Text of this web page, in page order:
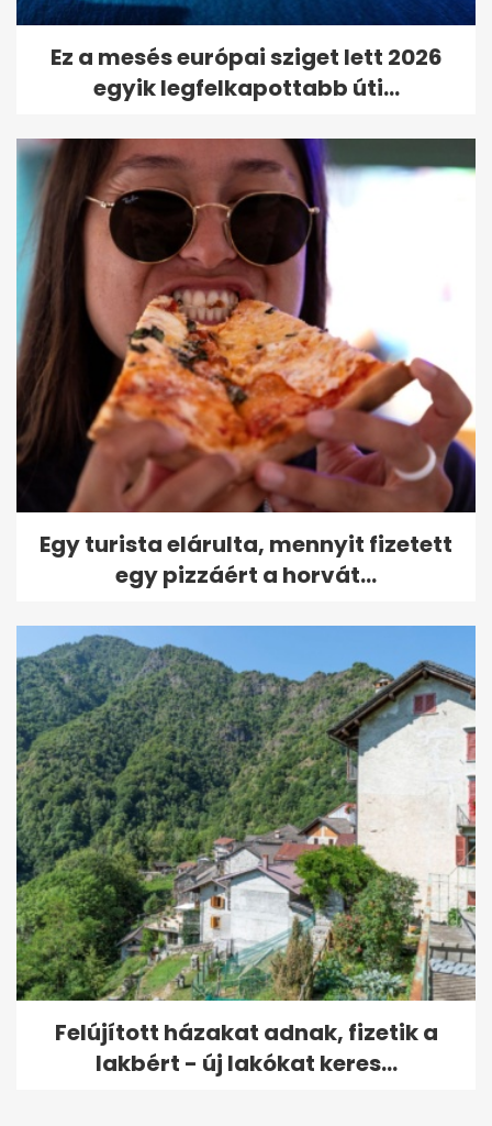
Ez a mesés európai sziget lett 2026
egyik legfelkapottabb úti...
Egy turista elárulta, mennyit fizetett
egy pizzáért a horvát...
Felújított házakat adnak, fizetik a
lakbért - új lakókat keres...